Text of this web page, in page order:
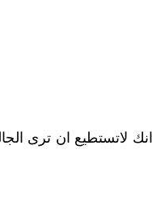
انك لاتستطيع ان